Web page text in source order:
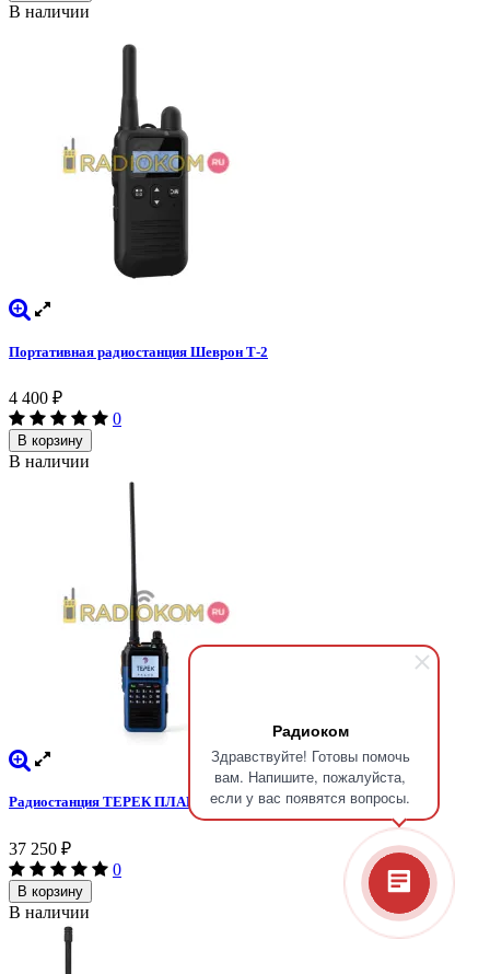
Радиоком
Здравствуйте! Готовы помочь
вам. Напишите, пожалуйста,
если у вас появятся вопросы.
В наличии
Портативная радиостанция Шеврон Т-2
4 400 ₽
0
В корзину
В наличии
Радиостанция ТЕРЕК ПЛАНЕТА 3Д
37 250 ₽
0
В корзину
В наличии